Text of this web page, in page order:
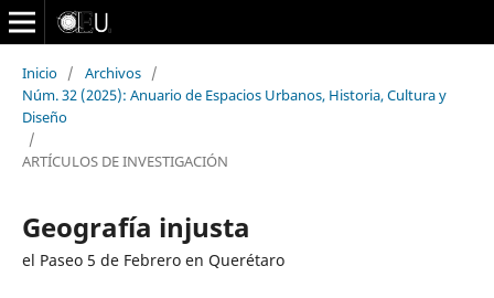
Inicio / Archivos /
Núm. 32 (2025): Anuario de Espacios Urbanos, Historia, Cultura y
Diseño
/
ARTÍCULOS DE INVESTIGACIÓN
Geografía injusta
el Paseo 5 de Febrero en Querétaro